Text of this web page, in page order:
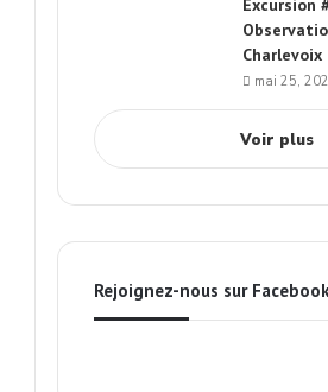
Excursion
Charlevoix
mai 25,
Voir plus
Rejoignez-nous sur